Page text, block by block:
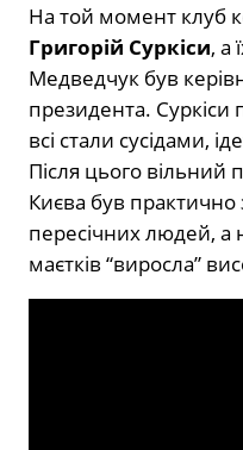
На той момент клуб
Григорій Суркіси, а
Медведчук був
президента. Суркіси
всі стали сусідами,
Після цього вільний
Києва був
пересічних людей, а
маєтків “виросла”